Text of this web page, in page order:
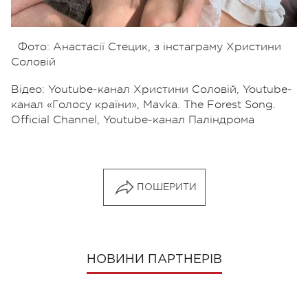
Фото: Анастасії Стецик, з інстаграму Христини
Соловій
Відео: Youtube-канал Христини Соловій, Youtube-
канал «Голосу країни», Mavka. The Forest Song.
Official Channel, Youtube-канал Паліндрома
ПОШЕРИТИ
НОВИНИ ПАРТНЕРІВ